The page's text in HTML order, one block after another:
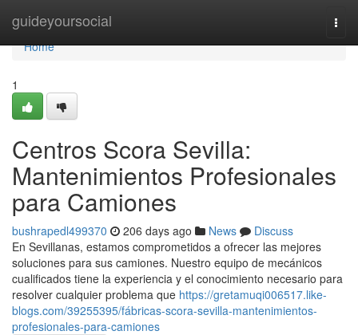
guideyoursocial
Home
Home
1
Centros Scora Sevilla:
Mantenimientos Profesionales
para Camiones
bushrapedl499370 206 days ago News
Discuss
En Sevillanas, estamos comprometidos a ofrecer las mejores
soluciones para sus camiones. Nuestro equipo de mecánicos
cualificados tiene la experiencia y el conocimiento necesario para
resolver cualquier problema que https://gretamuqi006517.like-
blogs.com/39255395/fábricas-scora-sevilla-mantenimientos-
profesionales-para-camiones